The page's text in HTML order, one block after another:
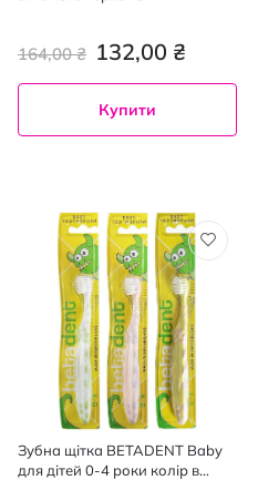
132,00 ₴
164,00 ₴
Купити
Зубна щітка BETADENT Baby
для дітей 0-4 роки колір в